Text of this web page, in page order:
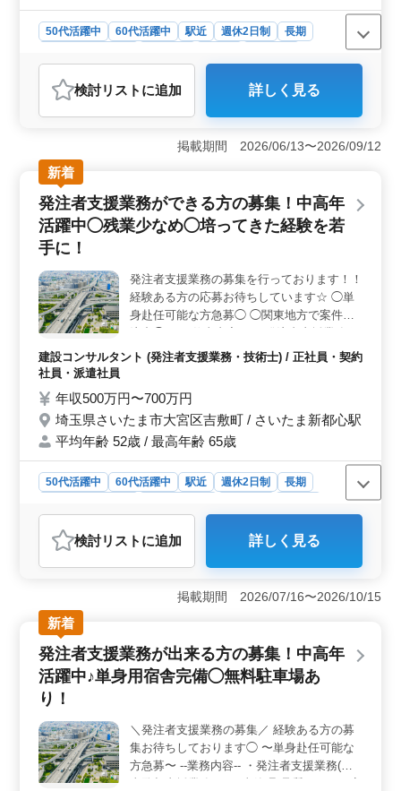
50代活躍中 60代活躍中 駅近 週休2日制
長期
おすすめポイント
＜60代設計技術者可＞ 経験豊富な方々のご応募をお待
ちしています。シニア世代の豊富な知識と経験を活か
し、道路設計のプロジェクトに参加しませんか？安定し
た環境で長く働ける職場です。 ＜だらだらとした残
業禁止＞ ワークライフバランスを大切にし、無理なく
働ける環境を整えています。残業は少なめで効率的に業
務をこなしながら、プライベートの時間も充実させるこ
とができます。家庭や趣味との両立が可能です。 ＜
福岡市博多区上牟田の魅力＞ 福岡市博多区上牟田は交
通アクセスが良く、生活環境も充実しています。駅近で
通勤便利な立地に加え、近隣には商業施設や自然公園も
あり、働きながら充実した生活を送ることができます。
検討リスト に追加 詳しく見る
掲載期間 2026/06/13〜2026/09/12
新着
発注者支援業務ができる方の募集！中高年
活躍中◯残業少なめ◯培ってきた経験を若
手に！
発注者支援業務の募集を行っております！！
経験ある方の応募お待ちしています☆ ◯単
身赴任可能な方急募◯ ◯関東地方で案件受
事監督支援業務) ・工事管理(品質・工程・安
・資料作成業務 等 ＊単身用宿舎完備 ＊社会
保険完備 ＊50代、60代歓迎 50代以上で土木
施工管理業務経験者の方、お気軽にお問い合
わせ下さい♪ ＼皆様のご応募お待ちしており
ます／
建設コンサルタント (発注者支援業務・技術士) / 正社員・契約
社員・派遣社員
年収500万円〜700万円
埼玉県さいたま市大宮区吉敷町 / さいたま新都心駅
平均年齢 52歳 / 最高年齢 65歳
50代活躍中 60代活躍中 駅近 週休2日制
長期
建設コンサルタント
おすすめポイント
＜業務内容の特徴＞ 埼玉県さいたま市大宮区吉敷町で
の建設コンサルの発注者支援業務に関する募集です。関
東地方での案件があり、発注者支援業務に携わることが
できます。道路や橋梁、河川などのプロジェクトに関与
し、工事監督支援業務から図面作成、現場打ち合わせ、
CAD操作など幅広い業務が期待されます。 ＜働きや
すさ＞ さいたま新都心駅から近く、アクセスが良い立
地です。単身用宿舎の完備や社会保険の完備など、働く
環境が整っています。残業が少なめで、仕事とプライベ
ートの両立がしやすい環境が整っています。 ＜応募
条件＞ 1級土木施工管理技士の資格が必須となります。
また、土木施工管理業務経験が6年以上ある方や、発注者
支援業務経験がある方が歓迎されます。CAD経験者も求
検討リスト に追加 詳しく見る
掲載期間 2026/07/16〜2026/10/15
新着
発注者支援業務が出来る方の募集！中高年
活躍中♪単身用宿舎完備◯無料駐車場あ
り！
＼発注者支援業務の募集／ 経験ある方の募
集お待ちしております◯ 〜単身赴任可能な
方急募〜 --業務内容-- ・発注者支援業務(工
事監督支援業務) ・工事管理(品質・工程・安